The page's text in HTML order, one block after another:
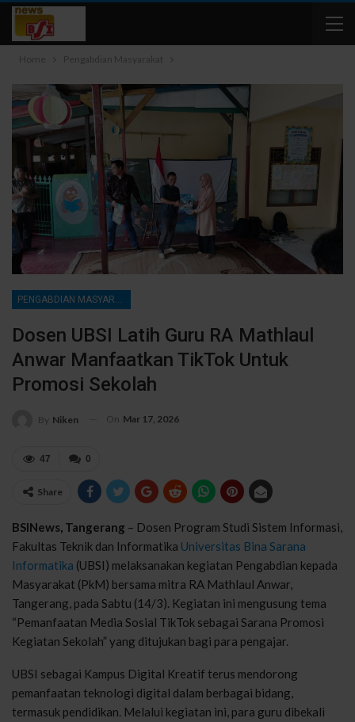
Home Pengabdian Masyarakat
Dosen UBSI Latih Guru RA Mathlaul
Anwar Manfaatkan TikTok Untuk
Promosi Sekolah
By Niken On Mar 17, 2026
0
47
Share
BSINews, Tangerang – Dosen Program Studi Sistem Informasi,
Fakultas Teknik dan Informatika Universitas Bina Sarana
Informatika (UBSI) melaksanakan kegiatan Pengabdian kepada
Masyarakat (PkM) bersama mitra RA Mathlaul Anwar,
Tangerang, pada Sabtu (14/3). Kegiatan ini mengusung tema
“Pemanfaatan Media Sosial TikTok sebagai Sarana Promosi
Kegiatan Sekolah” yang ditujukan bagi para pengajar.
UBSI sebagai Kampus Digital Kreatif terus mendorong
pemanfaatan teknologi digital dalam berbagai bidang,
termasuk pendidikan. Melalui kegiatan ini, para guru dibekali